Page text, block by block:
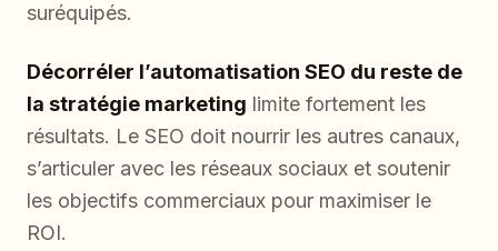
suréquipés.
Décorréler l’automatisation SEO du reste de
la stratégie marketing limite fortement les
résultats. Le SEO doit nourrir les autres canaux,
s’articuler avec les réseaux sociaux et soutenir
les objectifs commerciaux pour maximiser le
ROI.